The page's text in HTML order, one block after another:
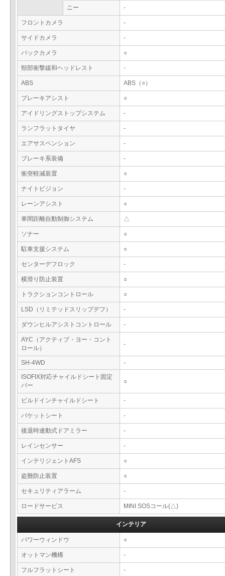
ニー -
フロントカメラ -
サイドカメラ -
バックカメラ ○
頸部衝撃緩和ヘッドレスト -
ABS ABS（○）
ブレーキアシスト ○
アイドリングストップシステム -
ランフラットタイヤ -
エアサスペンション -
ブレーキ系装備 -
衝突軽減装置 ○
ナイトビジョン -
レーンアシスト ○
車間距離自動制御システム △
ソナー ○
駐車支援システム ○
センターデフロック -
横滑り防止装置 ○
トラクションコントロール ○
LSD（リミテッドスリップデフ） -
ダウンヒルアシストコントロール -
AYC（アクティブ・ヨー・コント
ロール）
-
SH-4WD
-
ISOFIX対応チャイルドシート固定
バー
○
ビルドインチャイルドシート -
バケットシート -
後退時連動式ドアミラー -
レインセンサー -
インテリジェントAFS ○
盗難防止装置 ○
セキュリティアラーム -
ロードサービス MINI SOSコール(△)
インテリア
パワーウィンドウ ○
オットマン機構 -
フルフラットシート -